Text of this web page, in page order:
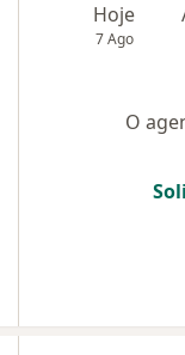
Hoje
7 Ago
O